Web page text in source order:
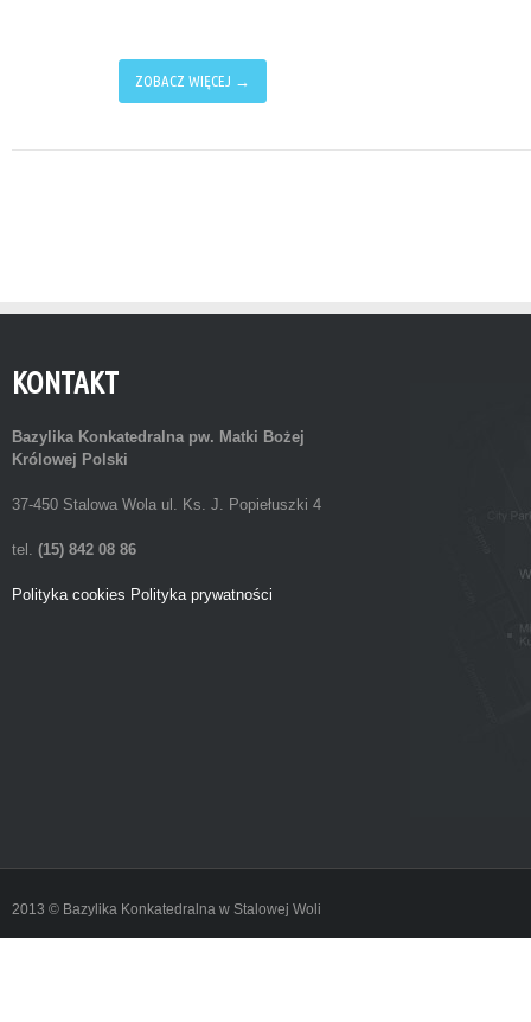
ZOBACZ WIĘCEJ →
KONTAKT
Bazylika Konkatedralna pw. Matki Bożej
Królowej Polski
37-450 Stalowa Wola ul. Ks. J. Popiełuszki 4
tel. (15) 842 08 86
Polityka cookies Polityka prywatności
2013 © Bazylika Konkatedralna w Stalowej Woli